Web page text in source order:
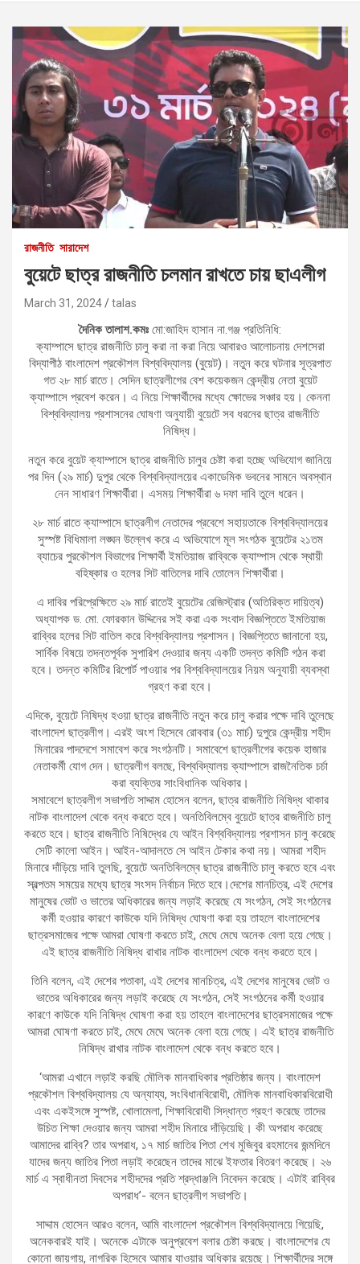
রাজনীতি সারাদেশ
বুয়েটে ছাত্র রাজনীতি চলমান রাখতে চায় ছাএলীগ
March 31, 2024 talas
দৈনিক তালাশ.কমঃ মো:জাহিদ হাসান না.গঞ্জ প্রতিনিধি:
ক্যাম্পাসে ছাত্র রাজনীতি চালু করা না করা নিয়ে আবারও আলোচনায় দেশসেরা
বিদ্যাপীঠ বাংলাদেশ প্রকৌশল বিশ্ববিদ্যালয় (বুয়েট)। নতুন করে ঘটনার সূত্রপাত
গত ২৮ মার্চ রাতে। সেদিন ছাত্রলীগের বেশ কয়েকজন কেন্দ্রীয় নেতা বুয়েট
ক্যাম্পাসে প্রবেশ করেন। এ নিয়ে শিক্ষার্থীদের মধ্যে ক্ষোভের সঞ্চার হয়। কেননা
বিশ্ববিদ্যালয় প্রশাসনের ঘোষণা অনুযায়ী বুয়েটে সব ধরনের ছাত্র রাজনীতি
নিষিদ্ধ।
নতুন করে বুয়েট ক্যাম্পাসে ছাত্র রাজনীতি চালুর চেষ্টা করা হচ্ছে অভিযোগ জানিয়ে
পর দিন (২৯ মার্চ) দুপুর থেকে বিশ্ববিদ্যালয়ের একাডেমিক ভবনের সামনে অবস্থান
নেন সাধারণ শিক্ষার্থীরা। এসময় শিক্ষার্থীরা ৬ দফা দাবি তুলে ধরেন।
২৮ মার্চ রাতে ক্যাম্পাসে ছাত্রলীগ নেতাদের প্রবেশে সহায়তাকে বিশ্ববিদ্যালয়ের
সুস্পষ্ট বিধিমালা লঙ্ঘন উল্লেখ করে এ অভিযোগে মূল সংগঠক বুয়েটের ২১তম
ব্যাচের পুরকৌশল বিভাগের শিক্ষার্থী ইমতিয়াজ রাব্বিকে ক্যাম্পাস থেকে স্থায়ী
বহিষ্কার ও হলের সিট বাতিলের দাবি তোলেন শিক্ষার্থীরা।
এ দাবির পরিপ্রেক্ষিতে ২৯ মার্চ রাতেই বুয়েটের রেজিস্ট্রার (অতিরিক্ত দায়িত্ব)
অধ্যাপক ড. মো. ফোরকান উদ্দিনের সই করা এক সংবাদ বিজ্ঞপ্তিতে ইমতিয়াজ
রাব্বির হলের সিট বাতিল করে বিশ্ববিদ্যালয় প্রশাসন। বিজ্ঞপ্তিতে জানানো হয়,
সার্বিক বিষয়ে তদন্তপূর্বক সুপারিশ দেওয়ার জন্য একটি তদন্ত কমিটি গঠন করা
হবে। তদন্ত কমিটির রিপোর্ট পাওয়ার পর বিশ্ববিদ্যালয়ের নিয়ম অনুযায়ী ব্যবস্থা
গ্রহণ করা হবে।
এদিকে, বুয়েটে নিষিদ্ধ হওয়া ছাত্র রাজনীতি নতুন করে চালু করার পক্ষে দাবি তুলেছে
বাংলাদেশ ছাত্রলীগ। এরই অংশ হিসেবে রোববার (৩১ মার্চ) দুপুরে কেন্দ্রীয় শহীদ
মিনারের পাদদেশে সমাবেশ করে সংগঠনটি। সমাবেশে ছাত্রলীগের কয়েক হাজার
নেতাকর্মী যোগ দেন। ছাত্রলীগ বলছে, বিশ্ববিদ্যালয় ক্যাম্পাসে রাজনৈতিক চর্চা
করা ব্যক্তির সাংবিধানিক অধিকার।
সমাবেশে ছাত্রলীগ সভাপতি সাদ্দাম হোসেন বলেন, ছাত্র রাজনীতি নিষিদ্ধ থাকার
নাটক বাংলাদেশ থেকে বন্ধ করতে হবে। অনতিবিলম্বে বুয়েটে ছাত্র রাজনীতি চালু
করতে হবে। ছাত্র রাজনীতি নিষিদ্ধের যে আইন বিশ্ববিদ্যালয় প্রশাসন চালু করেছে
সেটি কালো আইন। আইন-আদালতে সে আইন টেকার কথা নয়। আমরা শহীদ
মিনারে দাঁড়িয়ে দাবি তুলছি, বুয়েটে অনতিবিলম্বে ছাত্র রাজনীতি চালু করতে হবে এবং
স্বল্পতম সময়ের মধ্যে ছাত্র সংসদ নির্বাচন দিতে হবে।দেশের মানচিত্র, এই দেশের
মানুষের ভোট ও ভাতের অধিকারের জন্য লড়াই করেছে যে সংগঠন, সেই সংগঠনের
কর্মী হওয়ার কারণে কাউকে যদি নিষিদ্ধ ঘোষণা করা হয় তাহলে বাংলাদেশের
ছাত্রসমাজের পক্ষে আমরা ঘোষণা করতে চাই, মেঘে মেঘে অনেক বেলা হয়ে গেছে।
এই ছাত্র রাজনীতি নিষিদ্ধ রাখার নাটক বাংলাদেশ থেকে বন্ধ করতে হবে।
তিনি বলেন, এই দেশের পতাকা, এই দেশের মানচিত্র, এই দেশের মানুষের ভোট ও
ভাতের অধিকারের জন্য লড়াই করেছে যে সংগঠন, সেই সংগঠনের কর্মী হওয়ার
কারণে কাউকে যদি নিষিদ্ধ ঘোষণা করা হয় তাহলে বাংলাদেশের ছাত্রসমাজের পক্ষে
আমরা ঘোষণা করতে চাই, মেঘে মেঘে অনেক বেলা হয়ে গেছে। এই ছাত্র রাজনীতি
নিষিদ্ধ রাখার নাটক বাংলাদেশ থেকে বন্ধ করতে হবে।
‘আমরা এখানে লড়াই করছি মৌলিক মানবাধিকার প্রতিষ্ঠার জন্য। বাংলাদেশ
প্রকৌশল বিশ্ববিদ্যালয় যে অন্যায্য, সংবিধানবিরোধী, মৌলিক মানবাধিকারবিরোধী
এবং একইসঙ্গে সুস্পষ্ট, খোলামেলা, শিক্ষাবিরোধী সিদ্ধান্ত গ্রহণ করেছে তাদের
উচিত শিক্ষা দেওয়ার জন্য আমরা শহীদ মিনারে দাঁড়িয়েছি। কী অপরাধ করেছে
আমাদের রাব্বি? তার অপরাধ, ১৭ মার্চ জাতির পিতা শেখ মুজিবুর রহমানের জন্মদিনে
যাদের জন্য জাতির পিতা লড়াই করেছেন তাদের মাঝে ইফতার বিতরণ করেছে। ২৬
মার্চ এ স্বাধীনতা দিবসের শহীদদের প্রতি শ্রদ্ধাঞ্জলি নিবেদন করেছে। এটাই রাব্বির
অপরাধ’- বলেন ছাত্রলীগ সভাপতি।
সাদ্দাম হোসেন আরও বলেন, আমি বাংলাদেশ প্রকৌশল বিশ্ববিদ্যালয়ে গিয়েছি,
অনেকবারই যাই। অনেকে এটাকে অনুপ্রবেশ বলার চেষ্টা করছে। বাংলাদেশের যে
কোনো জায়গায়, নাগরিক হিসেবে আমার যাওয়ার অধিকার রয়েছে। শিক্ষার্থীদের সঙ্গে